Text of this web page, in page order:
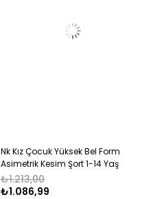
Nk Kız Çocuk Yüksek Bel Form
Asimetrik Kesim Şort 1-14 Yaş
VİZON
₺1.086,99
₺1.213,00